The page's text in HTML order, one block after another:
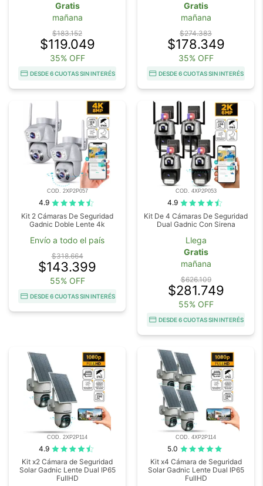
Gratis
mañana
$183.152
$119.049
35% OFF
DESDE 6 CUOTAS SIN INTERÉS
Gratis
mañana
$274.383
$178.349
35% OFF
DESDE 6 CUOTAS SIN INTERÉS
COD. 2XP2P057
4.9
Kit 2 Cámaras De Seguridad
Gadnic Doble Lente 4k
Envío a todo el país
$318.664
$143.399
55% OFF
DESDE 6 CUOTAS SIN INTERÉS
COD. 4XP2P053
4.9
Kit De 4 Cámaras De Seguridad
Dual Gadnic Con Sirena
Llega
Gratis
mañana
$626.109
$281.749
55% OFF
DESDE 6 CUOTAS SIN INTERÉS
COD. 2XP2P114
4.9
Kit x2 Cámara de Seguridad
Solar Gadnic Lente Dual IP65
FullHD
COD. 4XP2P114
5.0
Kit x4 Cámara de Seguridad
Solar Gadnic Lente Dual IP65
FullHD